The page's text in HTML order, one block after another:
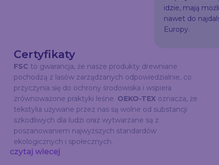
idzie, mają
nawet do
Europy.
Certyfikaty
FSC to gwarancja, że nasze produkty drewniane
pochodzą z lasów zarządzanych odpowiedzialnie, co
przyczynia się do ochrony środowiska i wspiera
zrównoważone praktyki leśne. OEKO-TEX oznacza, że
tekstylia używane przez nas są wolne od substancji
szkodliwych dla ludzi oraz wytwarzane są z
poszanowaniem najwyższych standardów
ekologicznych i społecznych.
czytaj wiecej